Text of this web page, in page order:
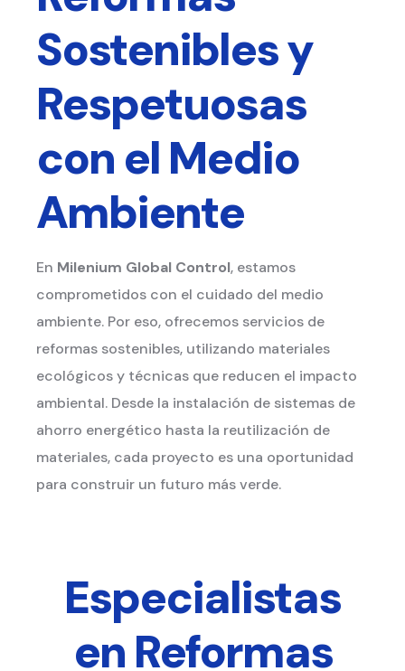
Sostenibles y
Respetuosas
con el Medio
Ambiente
En Milenium Global Control, estamos
comprometidos con el cuidado del medio
ambiente. Por eso, ofrecemos servicios de
reformas sostenibles, utilizando materiales
ecológicos y técnicas que reducen el impacto
ambiental. Desde la instalación de sistemas de
ahorro energético hasta la reutilización de
materiales, cada proyecto es una oportunidad
para construir un futuro más verde.
Especialistas
en Reformas